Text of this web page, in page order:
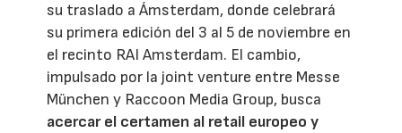
su traslado a Ámsterdam, donde celebrará
su primera edición del 3 al 5 de noviembre en
el recinto RAI Amsterdam. El cambio,
impulsado por la joint venture entre Messe
München y Raccoon Media Group, busca
acercar el certamen al retail europeo y